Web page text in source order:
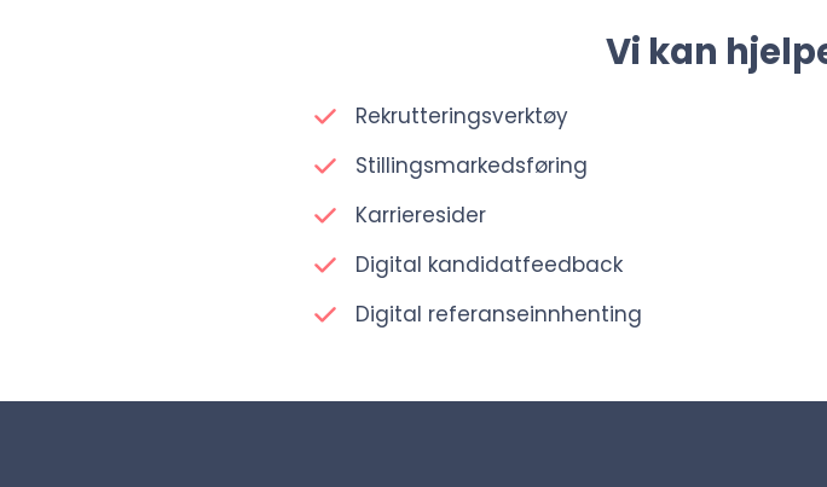
Vi kan
Rekrutteringsverktøy
Stillingsmarkedsføring
Karrieresider
Digital kandidatfeedback
Digital referanseinnhenting